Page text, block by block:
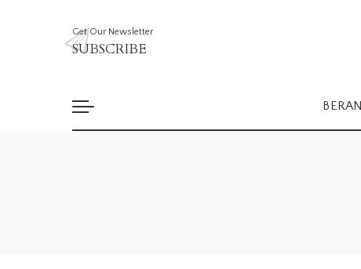
Get Our Newsletter
SUBSCRIBE